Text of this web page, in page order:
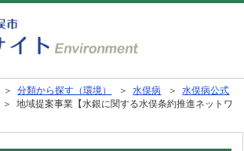
＞分類から探す（環境） ＞水俣病 ＞水俣病公式
＞ 地域提案事業【水銀に関する水俣条約推進ネットワ